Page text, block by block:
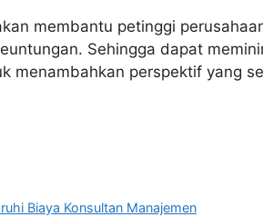
membantu petinggi
Sehingga dapat
menambahkan perspektif yang
Biaya Konsultan Manajemen